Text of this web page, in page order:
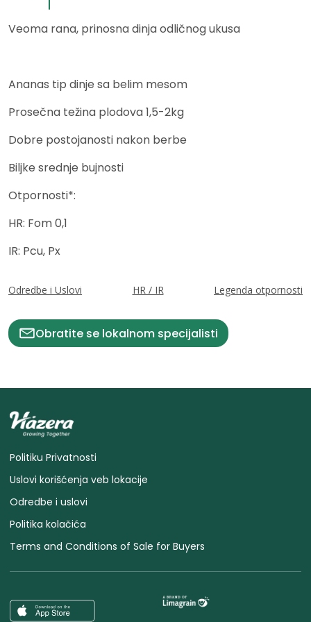
Veoma rana, prinosna dinja odličnog ukusa
Ananas tip dinje sa belim mesom
Prosečna težina plodova 1,5-2kg
Dobre postojanosti nakon berbe
Biljke srednje bujnosti
Otpornosti*:
HR: Fom 0,1
IR: Pcu, Px
Odredbe i Uslovi HR / IR Legenda otpornosti
Obratite se lokalnom specijalisti
Politiku Privatnosti
Uslovi korišćenja veb lokacije
Odredbe i uslovi
Politika kolačića
Terms and Conditions of Sale for Buyers